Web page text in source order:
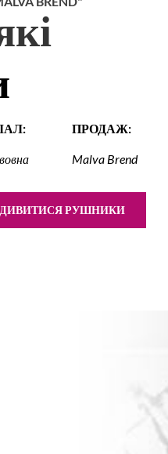
ПРОДАЖ:
Malva Brend
ДИВИТИСЯ РУШНИКИ